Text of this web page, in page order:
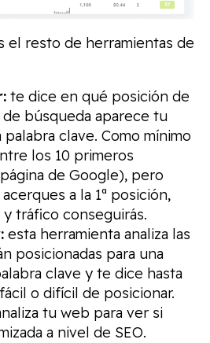
el resto de herramientas de
te dice en qué posición de
búsqueda aparece tu
clave. Como mínimo
los 10 primeros
de Google), pero
a la 1ª posición,
y tráfico conseguirás.
esta herramienta analiza las
posicionadas para una
clave y te dice hasta
o difícil de posicionar.
tu web para ver si
a nivel de SEO.